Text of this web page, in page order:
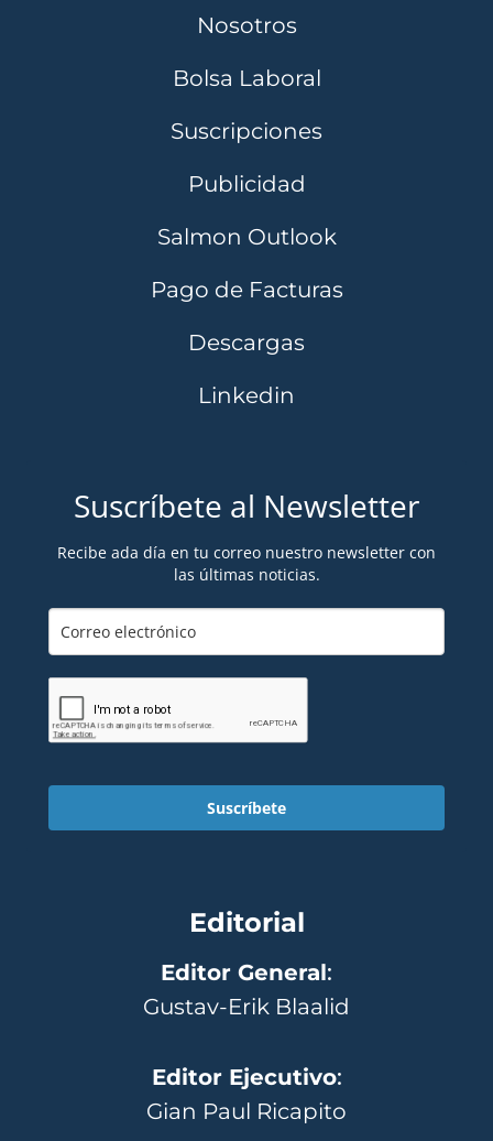
Nosotros
Bolsa Laboral
Suscripciones
Publicidad
Salmon Outlook
Pago de Facturas
Descargas
Linkedin
Suscríbete al Newsletter
Recibe ada día en tu correo nuestro newsletter con
las últimas noticias.
Suscríbete
Editorial
Editor General:
Gustav-Erik Blaalid
Editor Ejecutivo:
Gian Paul Ricapito